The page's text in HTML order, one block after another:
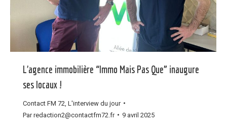
L’agence immobilière “Immo Mais Pas Que” inaugure
ses locaux !
Contact FM 72 L'interview du jour
Parredaction2@contactfm72.fr 9 avril 2025